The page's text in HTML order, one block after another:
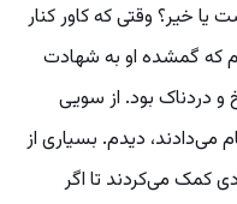
خیر؟ وقتی که کاور کنار
که گمشده او به شهادت
دردناک بود.‌ از سویی
می‌دادند، دیدم. بسیاری از
کمک می‌کردند تا اگر